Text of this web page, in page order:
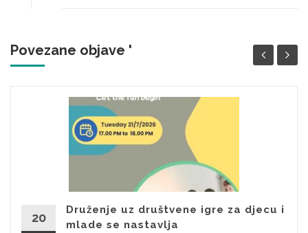
Povezane objave '
20
Druženje uz društvene igre za djecu i
mlade se nastavlja